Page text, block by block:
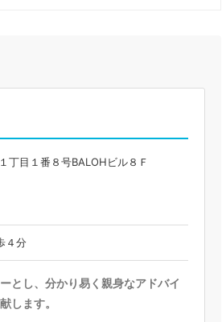
丁目１番８号BALOHビル８Ｆ
４分
とし、分かり易く親身なアドバイ
します。